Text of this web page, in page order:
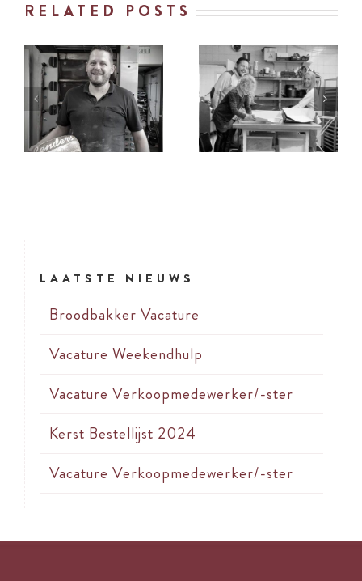
RELATED POSTS
VACATURE
WEEKENDHULP VACATURE
STER
LAATSTE NIEUWS
Broodbakker Vacature
Vacature Weekendhulp
Vacature Verkoopmedewerker/-ster
Kerst Bestellijst 2024
Vacature Verkoopmedewerker/-ster